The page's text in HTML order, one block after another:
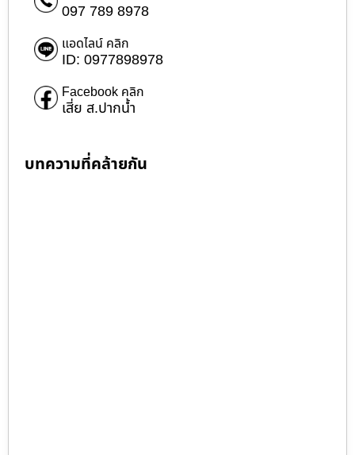
097 789 8978
แอดไลน์ คลิก
ID: 0977898978
Facebook คลิก
เสี่ย ส.ปากน้ำ
บทความที่คล้ายกัน